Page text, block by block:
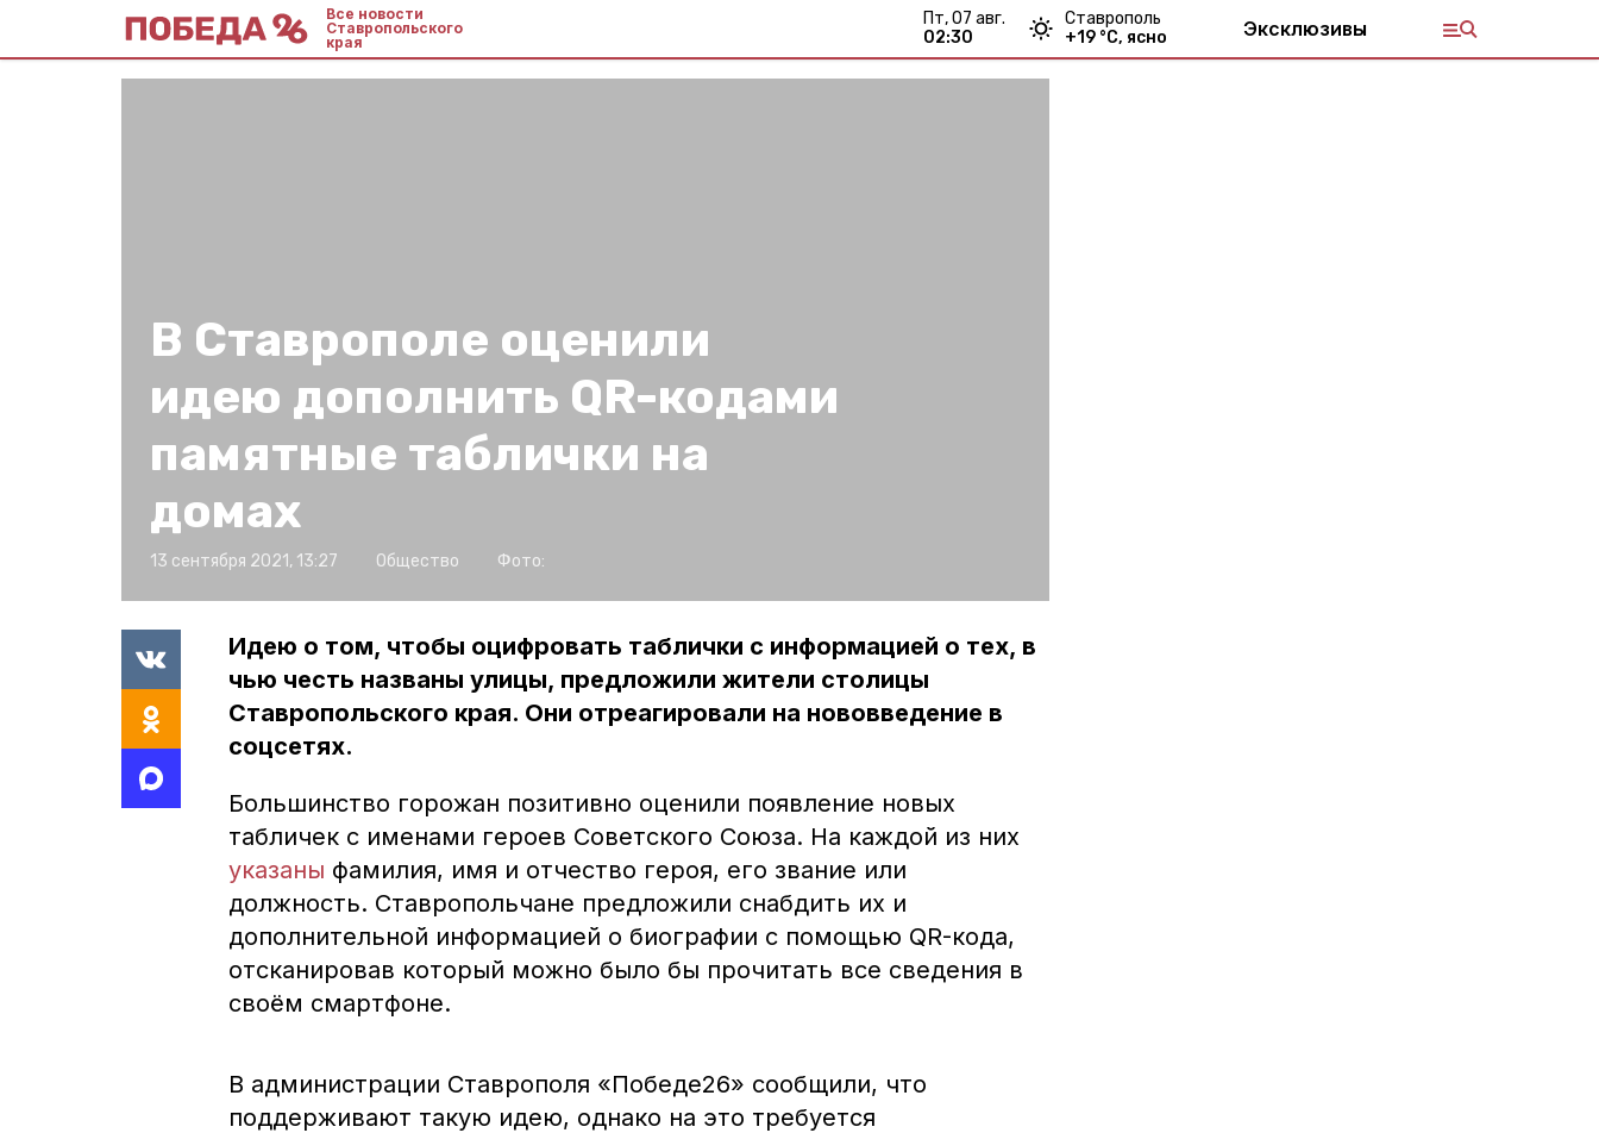
Все новости
Ставропольского
края
пт, 07 авг.
02:30
Ставрополь
+19 °С, ясно Эксклюзивы
В Ставрополе оценили
идею дополнить QR-кодами
памятные таблички на
домах
13 сентября 2021, 13:27 Общество Фото:
Идею о том, чтобы оцифровать таблички с информацией о тех, в
чью честь названы улицы, предложили жители столицы
Ставропольского края. Они отреагировали на нововведение в
соцсетях.
Большинство горожан позитивно оценили появление новых
табличек с именами героев Советского Союза. На каждой из них
указаны фамилия, имя и отчество героя, его звание или
должность. Ставропольчане предложили снабдить их и
дополнительной информацией о биографии с помощью QR-кода,
отсканировав который можно было бы прочитать все сведения в
своём смартфоне.
В администрации Ставрополя «Победе26» сообщили, что
поддерживают такую идею, однако на это требуется